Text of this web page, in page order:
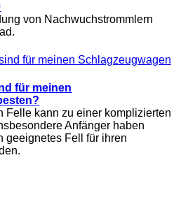
von Nachwuchstrommlern
für meinen
Felle kann zu einer komplizierten
Anfänger haben
geeignetes Fell für ihren